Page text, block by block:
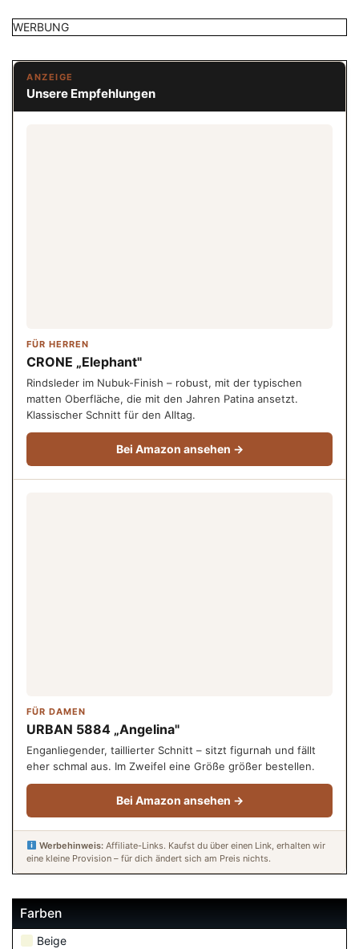
WERBUNG
ANZEIGE
Unsere Empfehlungen
FÜR HERREN
CRONE „Elephant"
Rindsleder im Nubuk-Finish – robust, mit der typischen
matten Oberfläche, die mit den Jahren Patina ansetzt.
Klassischer Schnitt für den Alltag.
Bei Amazon ansehen →
FÜR DAMEN
URBAN 5884 „Angelina"
Enganliegender, taillierter Schnitt – sitzt figurnah und fällt
eher schmal aus. Im Zweifel eine Größe größer bestellen.
Bei Amazon ansehen →
Werbehinweis:Affiliate-Links. Kaufst du über einen Link, erhalten wir
eine kleine Provision – für dich ändert sich am Preis nichts.
Farben
Beige